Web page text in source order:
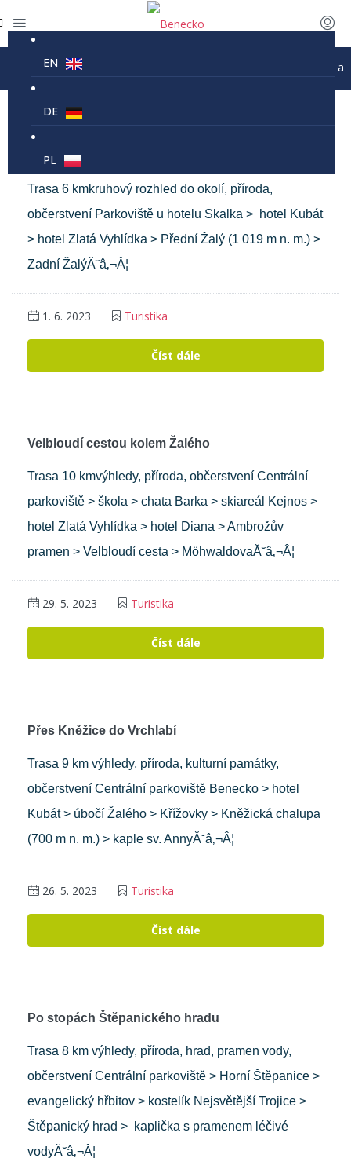
provoz lanovky Kejnos je 9-16 každé úterý, pátek, sobota a
EN
DE
PL
Turistika
Výstup k rozhledně Žalý
Trasa 6 kmkruhový rozhled do okolí, příroda,
občerstvení Parkoviště u hotelu Skalka > hotel Kubát
> hotel Zlatá Vyhlídka > Přední Žalý (1 019 m n. m.) >
Zadní ŽalýĂ˘â‚¬Â¦
1. 6. 2023 Turistika
Číst dále
Velbloudí cestou kolem Žalého
Trasa 10 kmvýhledy, příroda, občerstvení Centrální
parkoviště > škola > chata Barka > skiareál Kejnos >
hotel Zlatá Vyhlídka > hotel Diana > Ambrožův
pramen > Velbloudí cesta > MöhwaldovaĂ˘â‚¬Â¦
29. 5. 2023 Turistika
Číst dále
Přes Kněžice do Vrchlabí
Trasa 9 km výhledy, příroda, kulturní památky,
občerstvení Centrální parkoviště Benecko > hotel
Kubát > úbočí Žalého > Křížovky > Kněžická chalupa
(700 m n. m.) > kaple sv. AnnyĂ˘â‚¬Â¦
26. 5. 2023 Turistika
Číst dále
Po stopách Štěpanického hradu
Trasa 8 km výhledy, příroda, hrad, pramen vody,
občerstvení Centrální parkoviště > Horní Štěpanice >
evangelický hřbitov > kostelík Nejsvětější Trojice >
Štěpanický hrad > kaplička s pramenem léčivé
vodyĂ˘â‚¬Â¦